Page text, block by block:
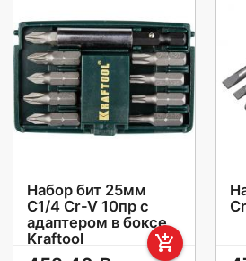
Набор бит 25мм
С1/4 Cr-V 10пр с
адаптером в боксе
Kraftool
add_shopping_cart